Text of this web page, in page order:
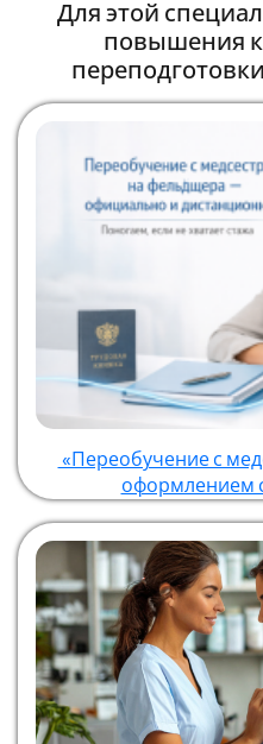
Для этой
повышения
«Переобучение с
оформлением